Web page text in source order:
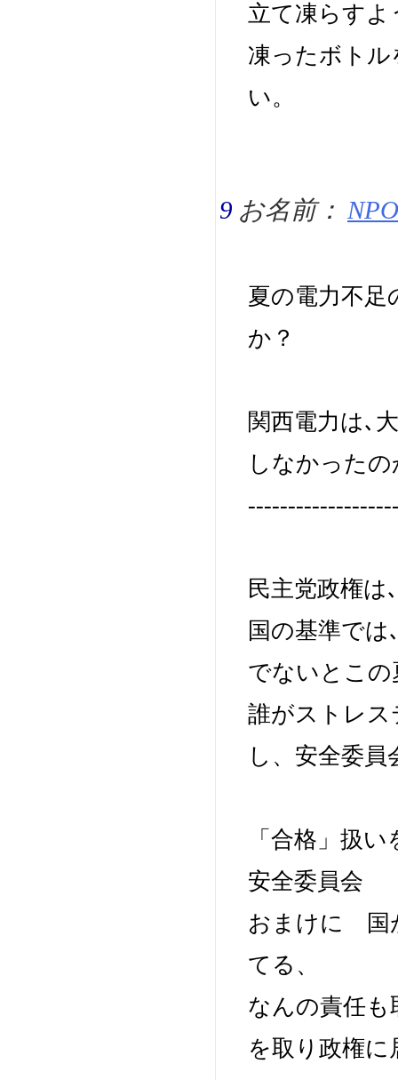
立て凍らすよ
凍ったボト
い。
9 お名前：
夏の電力不足
か？
関西電力は､
しなかったの
民主党政権は､
国の基準で
でないとこの
誰がストレ
し、安全委
「合格」扱
安全委員会
おまけに 国
てる、
なんの責任
を取り政権